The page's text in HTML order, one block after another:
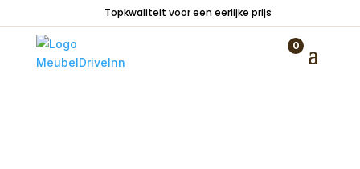
Topkwaliteit voor een eerlijke prijs
0
Zitmeubelen/ Stoelen/Stoelen met
armleuning
/ Armstoel Ahaus stiksel verticaal